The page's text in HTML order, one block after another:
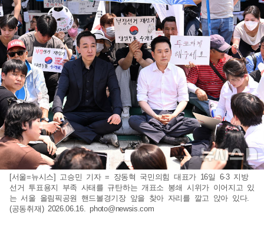
[서울=뉴시스] 고승민 기자 = 장동혁 국민의힘 대표가 16일 6·3 지방
선거 투표용지 부족 사태를 규탄하는 개표소 봉쇄 시위가 이어지고 있
는 서울 올림픽공원 핸드볼경기장 앞을 찾아 자리를 깔고 앉아 있다.
(공동취재) 2026.06.16.photo@newsis.com